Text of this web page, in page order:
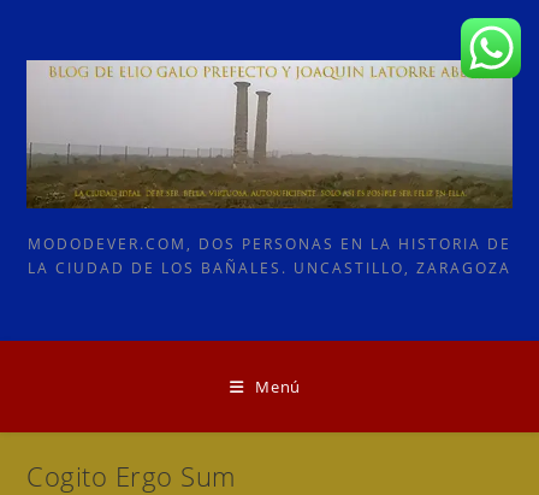
contenido
MODODEVER.COM, DOS PERSONAS EN LA HISTORIA DE
LA CIUDAD DE LOS BAÑALES. UNCASTILLO, ZARAGOZA
Menú
Cogito Ergo Sum